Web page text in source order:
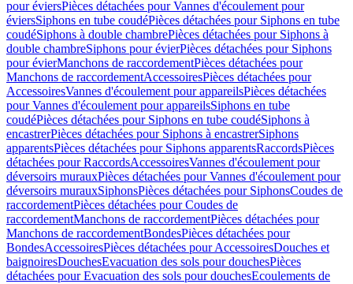
pour éviersPièces détachées pour Vannes d'écoulement pour
éviersSiphons en tube coudéPièces détachées pour Siphons en tube
coudéSiphons à double chambrePièces détachées pour Siphons à
double chambreSiphons pour évierPièces détachées pour Siphons
pour évierManchons de raccordementPièces détachées pour
Manchons de raccordementAccessoiresPièces détachées pour
AccessoiresVannes d'écoulement pour appareilsPièces détachées
pour Vannes d'écoulement pour appareilsSiphons en tube
coudéPièces détachées pour Siphons en tube coudéSiphons à
encastrerPièces détachées pour Siphons à encastrerSiphons
apparentsPièces détachées pour Siphons apparentsRaccordsPièces
détachées pour RaccordsAccessoiresVannes d'écoulement pour
déversoirs murauxPièces détachées pour Vannes d'écoulement pour
déversoirs murauxSiphonsPièces détachées pour SiphonsCoudes de
raccordementPièces détachées pour Coudes de
raccordementManchons de raccordementPièces détachées pour
Manchons de raccordementBondesPièces détachées pour
BondesAccessoiresPièces détachées pour AccessoiresDouches et
baignoiresDouchesEvacuation des sols pour douchesPièces
détachées pour Evacuation des sols pour douchesEcoulements de